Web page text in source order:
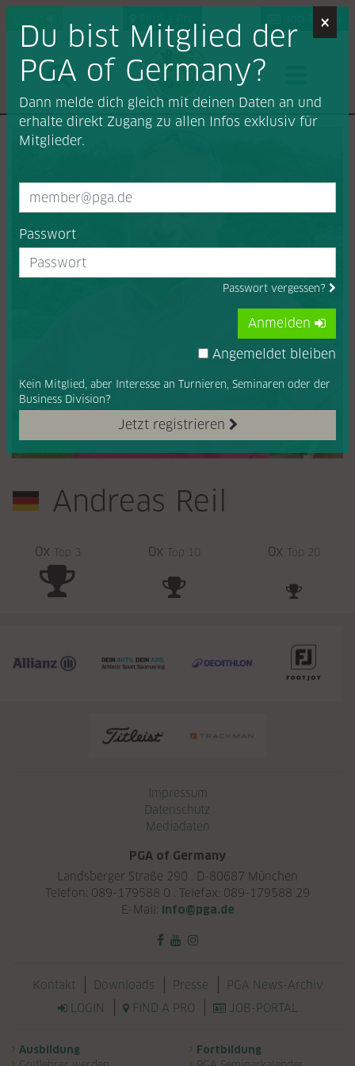
Job-Portal
Andreas Reil
0x Top 3 0x Top 10 0x Top 20
×
Du bist Mitglied der
PGA of Germany?
Dann melde dich gleich mit deinen Daten an und
erhalte direkt Zugang zu allen Infos exklusiv für
Mitglieder.
Passwort
Passwort vergessen?
Jetzt registrieren
Kein Mitglied, aber Interesse an Turnieren, Seminaren oder der
Business Division?
Anmelden
Angemeldet bleiben
Impressum
Datenschutz
Mediadaten
PGA of Germany
Landsberger Straße 290 . D-80687 München
Telefon: 089-179588 0 . Telefax: 089-179588 29
E-Mail: info@pga.de
Navigation überspringen
Kontakt Downloads Presse
PGA News-Archiv
LOGIN
FIND A PRO JOB-PORTAL
Navigation überspringen
Ausbildung
Fortbildung